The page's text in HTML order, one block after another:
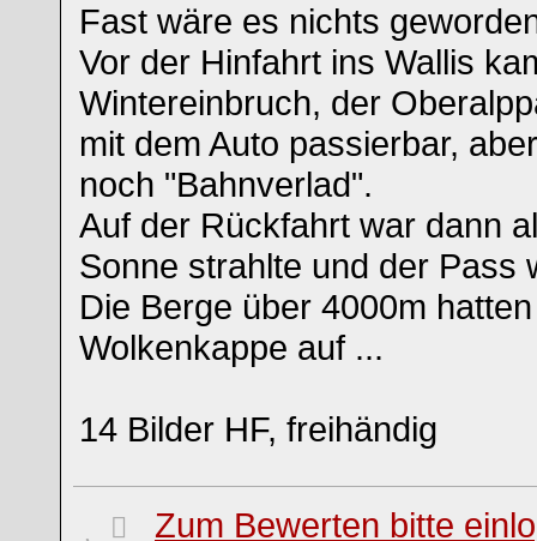
Fast wäre es nichts
Vor der Hinfahrt ins Wallis
Wintereinbruch, der
mit dem Auto passierbar,
noch "Bahnverlad".
Auf der Rückfahrt war dann
Sonne strahlte und der Pass
Die Berge über 4000m
Wolkenkappe auf ...
14 Bilder HF, freihändig
Zum Bewerten bitte